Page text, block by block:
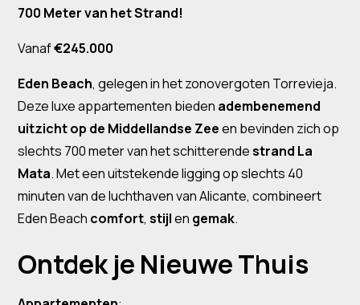
700 Meter van het Strand!
Vanaf€245.000
Eden Beach, gelegen in het zonovergoten Torrevieja.
Deze luxe appartementen bieden adembenemend
uitzicht op de Middellandse Zeeen bevinden zich op
slechts 700 meter van het schitterendestrand La
Mata. Met een uitstekende ligging op slechts 40
minuten van de luchthaven van Alicante, combineert
Eden Beach comfort,stijlen gemak.
Ontdek je Nieuwe Thuis